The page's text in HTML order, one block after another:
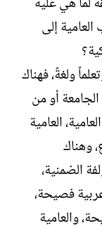
إلى
ولغةً، فهناك
أو من
العامية
وهناك
الضمنية،
فصيحة،
والعامية